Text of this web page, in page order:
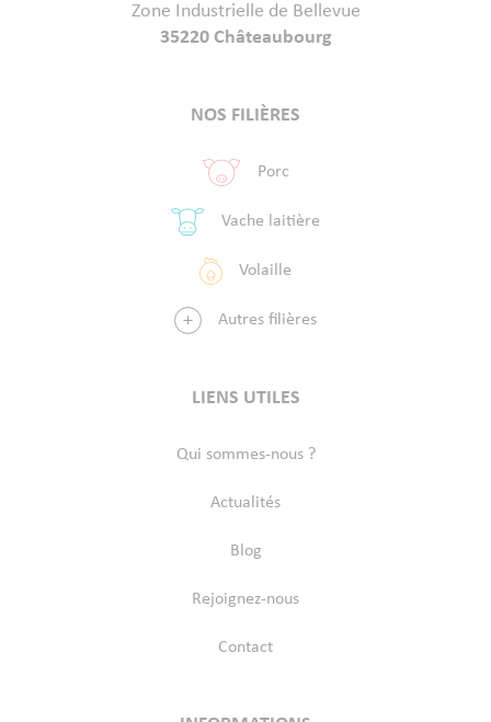
Zone Industrielle de Bellevue
35220 Châteaubourg
NOS FILIÈRES
Porc
Vache laitière
Volaille
Autres filières
LIENS UTILES
Qui sommes-nous ?
Actualités
Blog
Rejoignez-nous
Contact